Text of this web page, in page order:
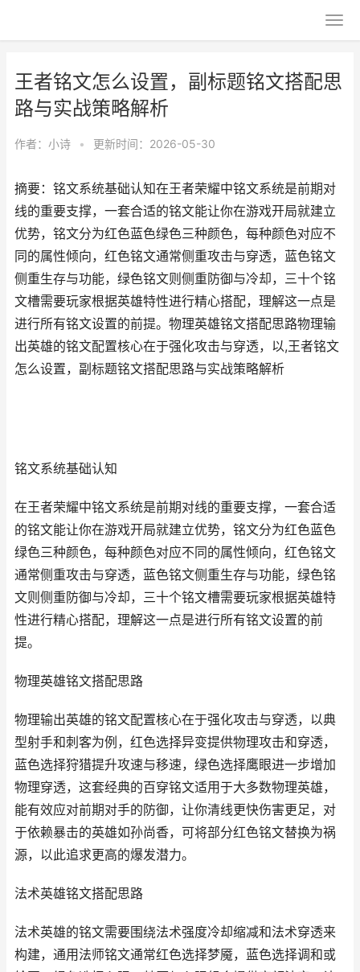
王者铭文怎么设置，副标题铭文搭配思
路与实战策略解析
作者： 小诗 • 更新时间：2026-05-30
摘要：铭文系统基础认知在王者荣耀中铭文系统是前期对
线的重要支撑，一套合适的铭文能让你在游戏开局就建立
优势，铭文分为红色蓝色绿色三种颜色，每种颜色对应不
同的属性倾向，红色铭文通常侧重攻击与穿透，蓝色铭文
侧重生存与功能，绿色铭文则侧重防御与冷却，三十个铭
文槽需要玩家根据英雄特性进行精心搭配，理解这一点是
进行所有铭文设置的前提。物理英雄铭文搭配思路物理输
出英雄的铭文配置核心在于强化攻击与穿透，以,王者铭文
怎么设置，副标题铭文搭配思路与实战策略解析
铭文系统基础认知
在王者荣耀中铭文系统是前期对线的重要支撑，一套合适
的铭文能让你在游戏开局就建立优势，铭文分为红色蓝色
绿色三种颜色，每种颜色对应不同的属性倾向，红色铭文
通常侧重攻击与穿透，蓝色铭文侧重生存与功能，绿色铭
文则侧重防御与冷却，三十个铭文槽需要玩家根据英雄特
性进行精心搭配，理解这一点是进行所有铭文设置的前
提。
物理英雄铭文搭配思路
物理输出英雄的铭文配置核心在于强化攻击与穿透，以典
型射手和刺客为例，红色选择异变提供物理攻击和穿透，
蓝色选择狩猎提升攻速与移速，绿色选择鹰眼进一步增加
物理穿透，这套经典的百穿铭文适用于大多数物理英雄，
能有效应对前期对手的防御，让你清线更快伤害更足，对
于依赖暴击的英雄如孙尚香，可将部分红色铭文替换为祸
源，以此追求更高的爆发潜力。
法术英雄铭文搭配思路
法术英雄的铭文需要围绕法术强度冷却缩减和法术穿透来
构建，通用法师铭文通常红色选择梦魇，蓝色选择调和或